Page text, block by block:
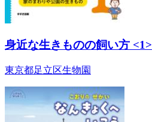
身近な生きものの飼い方 <1>
東京都足立区生物園